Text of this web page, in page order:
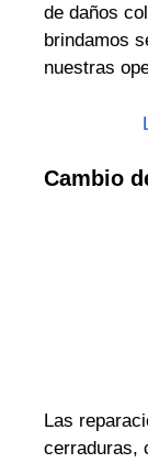
de daños
brindamos
nuestras
Cambio
Las
cerraduras,